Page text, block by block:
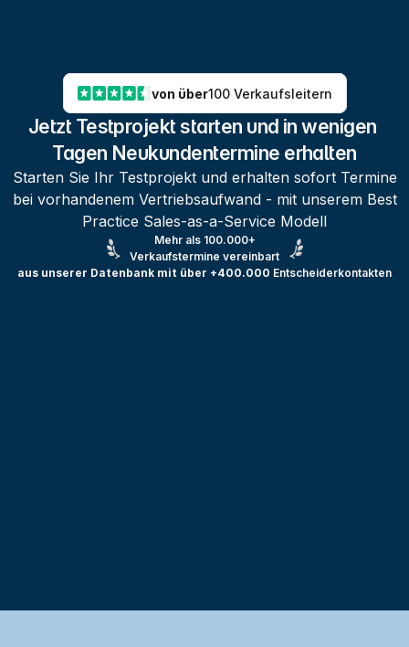
von über100 Verkaufsleitern
Jetzt Testprojekt starten und in wenigen
Tagen Neukundentermine erhalten
Starten Sie Ihr Testprojekt und erhalten sofort Termine
bei vorhandenem Vertriebsaufwand - mit unserem Best
Practice Sales-as-a-Service Modell
Mehr als 100.000+
Verkaufstermine vereinbart
aus unserer Datenbank mit über +400.000 Entscheiderkontakten